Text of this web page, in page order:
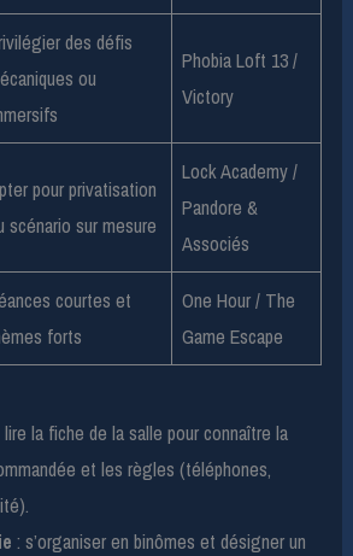
des défis
ou
Phobia Loft 13 /
Victory
pour privatisation
scénario sur mesure
Lock Academy /
Pandore &
Associés
courtes et
forts
One Hour / The
Game Escape
lire la fiche de la salle pour connaître la
et les règles (téléphones,
: s’organiser en binômes et désigner un